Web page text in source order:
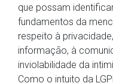
que possam
fundamentos da
respeito à
informação, à
inviolabilidade da
Como o intuito da